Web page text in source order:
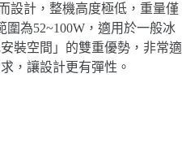
設計，整機高度極低，重量僅
為52~100W，適用於一般冰
裝空間」的雙重優勢，非常適
，讓設計更有彈性。